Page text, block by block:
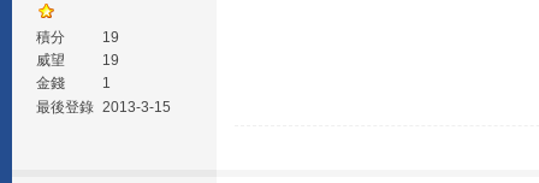
積分
19
威望
19
金錢
1
最後登錄 2013-3-15